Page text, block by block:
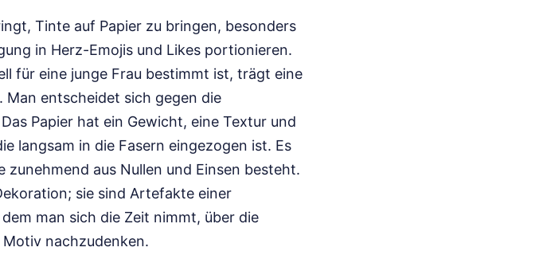
Tinte auf Papier zu bringen, besonders
in Herz-Emojis und Likes portionieren.
für eine junge Frau bestimmt ist, trägt eine
entscheidet sich gegen die
Papier hat ein Gewicht, eine Textur und
langsam in die Fasern eingezogen ist. Es
zunehmend aus Nullen und Einsen besteht.
sie sind Artefakte einer
man sich die Zeit nimmt, über die
nachzudenken.